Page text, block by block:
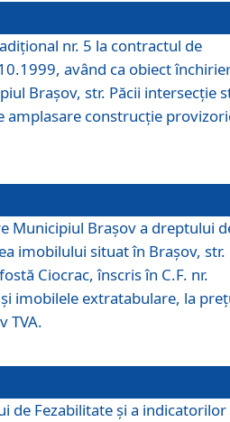
nr. 5 la contractul de
având ca obiect
Brașov, str. Păcii intersecție
amplasare construcție
Municipiul Brașov a dreptului
imobilului situat în Brașov, str.
Ciocrac, înscris în C.F. nr.
imobilele extratabulare, la
TVA.
de Fezabilitate și a indicatorilor